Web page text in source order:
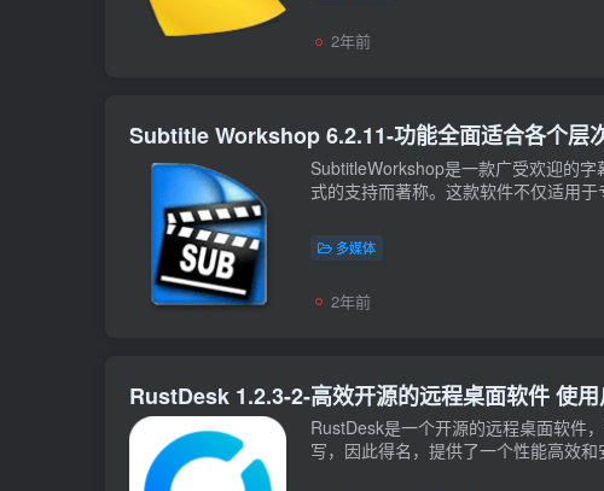
2年前
Subtitle Workshop 6.2.11-功能全面适合各个层
SubtitleWorkshop是一款广受欢迎的
式的支持而著称。这款软件不仅适用
多媒体
2年前
RustDesk 1.2.3-2-高效开源的远程桌面软件 使
RustDesk是一个开源的远程桌面软件
写，因此得名，提供了一个性能高效